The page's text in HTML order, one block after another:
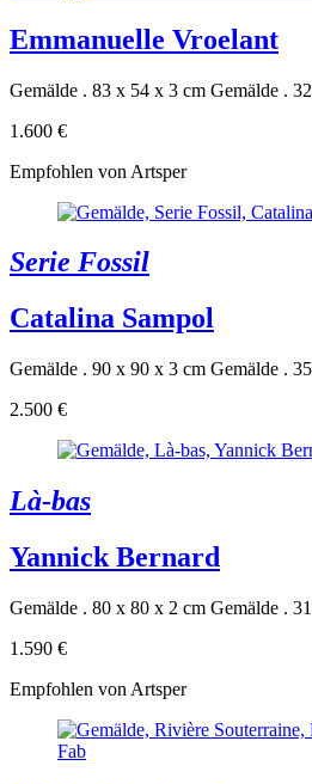
Emmanuelle Vroelant
Gemälde . 83 x 54 x 3 cm Gemälde .
1.600 €
Empfohlen von Artsper
Serie Fossil
Catalina Sampol
Gemälde . 90 x 90 x 3 cm Gemälde .
2.500 €
Là-bas
Yannick Bernard
Gemälde . 80 x 80 x 2 cm Gemälde .
1.590 €
Empfohlen von Artsper